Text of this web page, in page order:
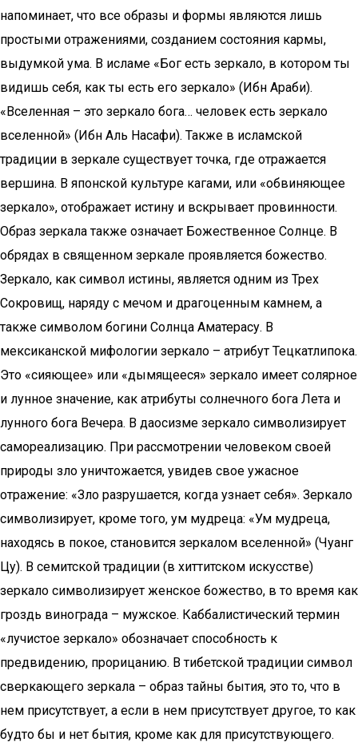
напоминает, что все образы и формы являются лишь
простыми отражениями, созданием состояния кармы,
выдумкой ума. В исламе «Бог есть зеркало, в котором ты
видишь себя, как ты есть его зеркало» (Ибн Араби).
«Вселенная – это зеркало бога… человек есть зеркало
вселенной» (Ибн Аль Насафи). Также в исламской
традиции в зеркале существует точка, где отражается
вершина. В японской культуре кагами, или «обвиняющее
зеркало», отображает истину и вскрывает провинности.
Образ зеркала также означает Божественное Солнце. В
обрядах в священном зеркале проявляется божество.
Зеркало, как символ истины, является одним из Трех
Сокровищ, наряду с мечом и драгоценным камнем, а
также символом богини Солнца Аматерасу. В
мексиканской мифологии зеркало – атрибут Тецкатлипока.
Это «сияющее» или «дымящееся» зеркало имеет солярное
и лунное значение, как атрибуты солнечного бога Лета и
лунного бога Вечера. В даосизме зеркало символизирует
самореализацию. При рассмотрении человеком своей
природы зло уничтожается, увидев свое ужасное
отражение: «Зло разрушается, когда узнает себя». Зеркало
символизирует, кроме того, ум мудреца: «Ум мудреца,
находясь в покое, становится зеркалом вселенной» (Чуанг
Цу). В семитской традиции (в хиттитском искусстве)
зеркало символизирует женское божество, в то время как
гроздь винограда – мужское. Каббалистический термин
«лучистое зеркало» обозначает способность к
предвидению, прорицанию. В тибетской традиции символ
сверкающего зеркала – образ тайны бытия, это то, что в
нем присутствует, а если в нем присутствует другое, то как
будто бы и нет бытия, кроме как для присутствующего.